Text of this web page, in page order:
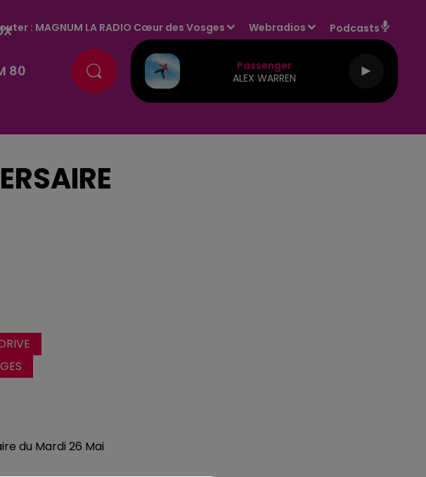
80
: MAGNUM LA RADIO Cœur des Vosges Webradios Podcasts
Passenger
ALEX WARREN
du Mardi 26 Mai